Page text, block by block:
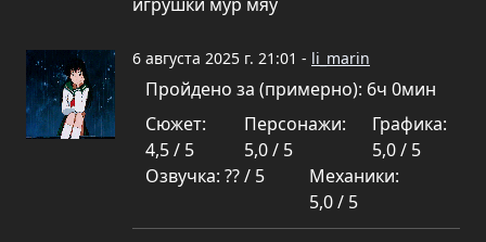
6 августа 2025 г. 21:01 - li_marin
Пройдено за (примерно): 6ч 0мин
Сюжет:
4,5 / 5
Персонажи:
5,0 / 5
Графика:
5,0 / 5
Озвучка: ?? / 5
Механики:
5,0 / 5